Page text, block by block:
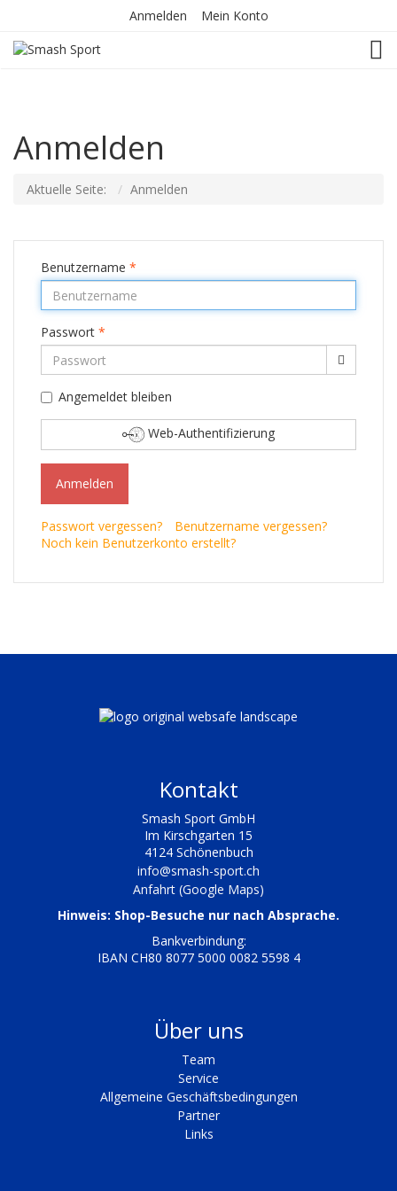
Anmelden
Mein Konto
Anmelden
Aktuelle Seite: Anmelden
Benutzername *
Passwort *
Angemeldet bleiben
Web-Authentifizierung
Anmelden
Passwort vergessen?
Benutzername vergessen?
Noch kein Benutzerkonto erstellt?
Kontakt
Smash Sport GmbH
Im Kirschgarten 15
4124 Schönenbuch
info@smash-sport.ch
Anfahrt (Google Maps)
Hinweis: Shop-Besuche nur nach Absprache.
Bankverbindung:
IBAN CH80 8077 5000 0082 5598 4
Über uns
Team
Service
Allgemeine Geschäftsbedingungen
Partner
Links